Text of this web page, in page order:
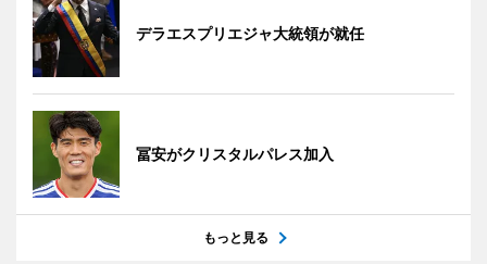
デラエスプリエジャ大統領が就任
冨安がクリスタルパレス加入
もっと見る